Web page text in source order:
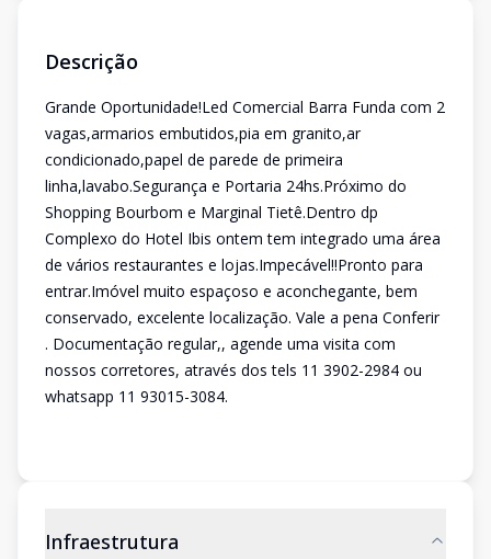
Descrição
Grande Oportunidade!Led Comercial Barra Funda com 2
vagas,armarios embutidos,pia em granito,ar
condicionado,papel de parede de primeira
linha,lavabo.Segurança e Portaria 24hs.Próximo do
Shopping Bourbom e Marginal Tietê.Dentro dp
Complexo do Hotel Ibis ontem tem integrado uma área
de vários restaurantes e lojas.Impecável!!Pronto para
entrar.Imóvel muito espaçoso e aconchegante, bem
conservado, excelente localização. Vale a pena Conferir
. Documentação regular,, agende uma visita com
nossos corretores, através dos tels 11 3902-2984 ou
whatsapp 11 93015-3084.
Infraestrutura